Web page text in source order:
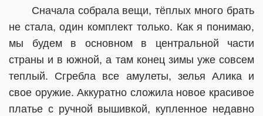
Сначала собрала вещи, тёплых много брать
не стала, один комплект только. Как я понимаю,
мы будем в основном в центральной части
страны и в южной, а там конец зимы уже совсем
теплый. Сгребла все амулеты, зелья Алика и
свое оружие. Аккуратно сложила новое красивое
платье с ручной вышивкой, купленное недавно